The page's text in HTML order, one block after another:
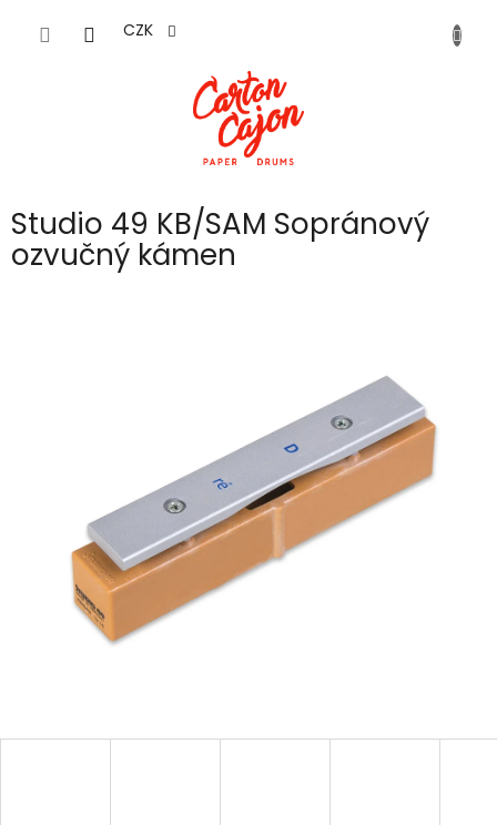
CZK
Studio 49 KB/SAM Sopránový
ozvučný kámen